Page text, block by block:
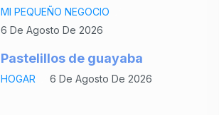
MI PEQUEÑO NEGOCIO
6 De Agosto De 2026
Pastelillos de guayaba
HOGAR 6 De Agosto De 2026